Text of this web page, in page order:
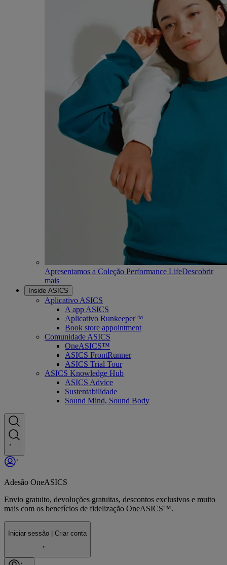
Apresentamos a Coleção Performance LifeDescobrir
mais
Inside ASICS
Aplicativo ASICS
A app ASICS
Aplicativo Runkeeper™
Book store appointment
Comunidade ASICS
OneASICS™
ASICS FrontRunner
ASICS Trial Tour
ASICS Knowledge Hub
ASICS Advice
Sustentabilidade
Sound Mind, Sound Body
Adesão OneASICS
Envio gratuito, devoluções gratuitas, descontos exclusivos e muito
mais com os benefícios de fidelização OneASICS™.
Iniciar sessão | Criar conta